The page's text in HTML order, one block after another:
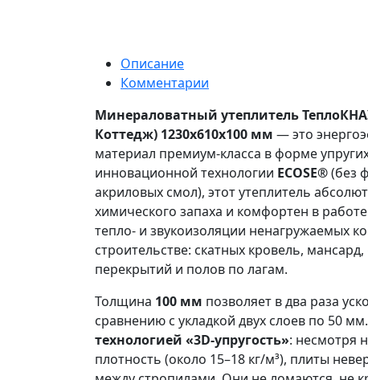
Описание
Комментарии
Минераловатный утеплитель
Коттедж) 1230x610x100 мм — это
материал премиум-класса в форме
инновационной технологии ECOSE®(без
акриловых смол), этот утеплитель
химического запаха и комфортен в
тепло- и звукоизоляции ненагружаемых
строительстве: скатных кровель,
перекрытий и полов по лагам.
Толщина 100 мм позволяет в два раза
сравнению с укладкой двух слоев по 50
технологией «3D-упругость»: несмотря
плотность (около 15–18 кг/м³), плиты